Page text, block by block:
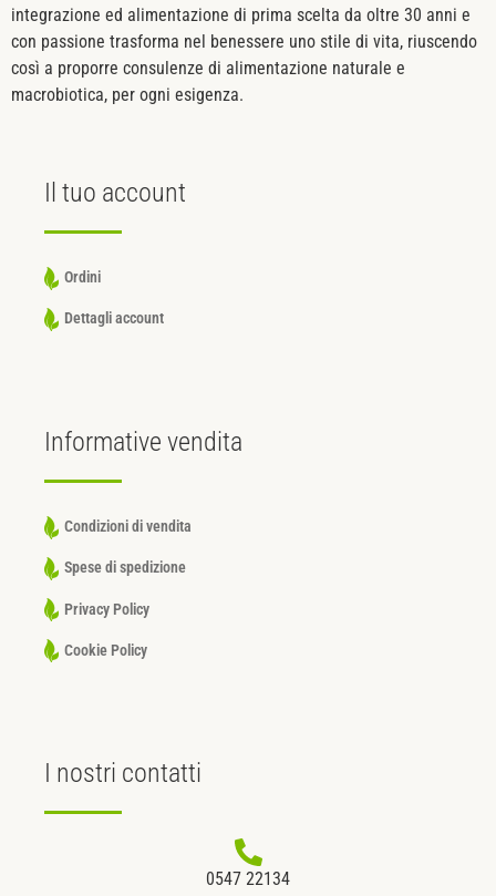
integrazione ed alimentazione di prima scelta da oltre 30 anni e
con passione trasforma nel benessere uno stile di vita, riuscendo
così a proporre consulenze di alimentazione naturale e
macrobiotica, per ogni esigenza.
Il tuo account
Ordini
Dettagli account
Informative vendita
Condizioni di vendita
Spese di spedizione
Privacy Policy
Cookie Policy
I nostri contatti
0547 22134